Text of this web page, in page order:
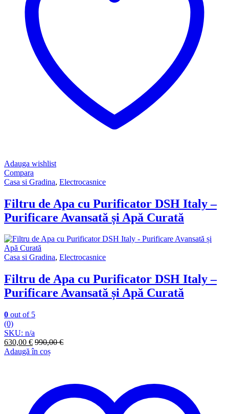
Adauga wishlist
Compara
Casa si Gradina, Electrocasnice
Filtru de Apa cu Purificator DSH Italy –
Purificare Avansată și Apă Curată
Casa si Gradina, Electrocasnice
Filtru de Apa cu Purificator DSH Italy –
Purificare Avansată și Apă Curată
0 out of 5
(0)
SKU: n/a
630,00 € 990,00€
Adaugă în coș